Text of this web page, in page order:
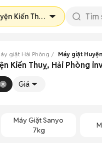
Kiến Thuỵ
giặt Hải Phòng Máy giặt
Kiến Thuỵ, Hải Phòng
Giá
Máy Giặt Sanyo
7kg